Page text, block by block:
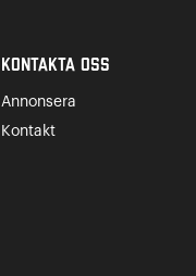
Kontakta Oss
Annonsera
Kontakt